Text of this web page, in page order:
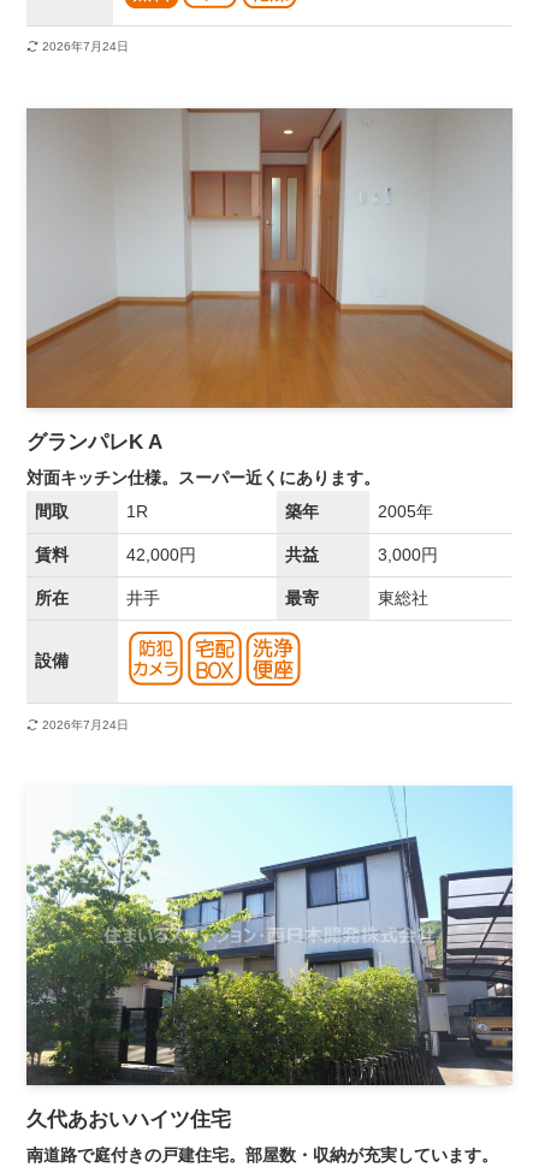
2026年7月24日
グランパレK A
対面キッチン仕様。スーパー近くにあります。
間取
1R 築年 2005年
賃料 42,000円 共益 3,000円
所在 井手 最寄 東総社
設備
2026年7月24日
久代あおいハイツ住宅
南道路で庭付きの戸建住宅。部屋数・収納が充実しています。